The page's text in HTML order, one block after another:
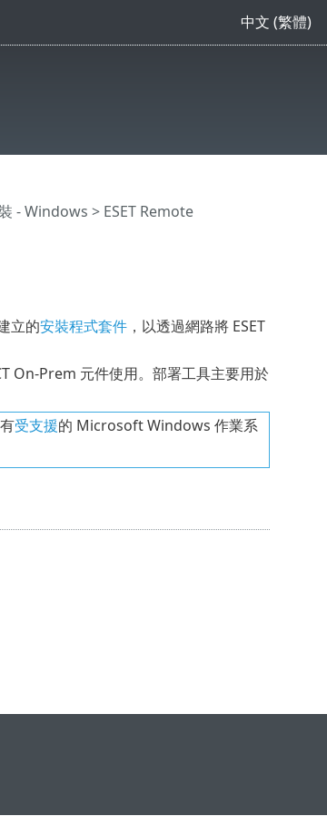
中文 (繁體)
- Windows > ESET Remote
立的安裝程式套件，以透過網路將 ESET
On-Prem 元件使用。部署工具主要用於
受支援的 Microsoft Windows 作業系